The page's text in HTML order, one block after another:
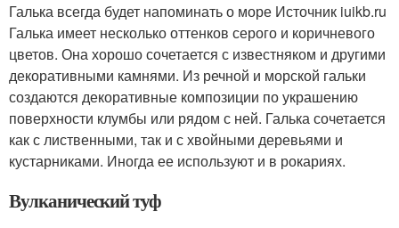
Галька всегда будет напоминать о море Источник iuikb.ru
Галька имеет несколько оттенков серого и коричневого
цветов. Она хорошо сочетается с известняком и другими
декоративными камнями. Из речной и морской гальки
создаются декоративные композиции по украшению
поверхности клумбы или рядом с ней. Галька сочетается
как с лиственными, так и с хвойными деревьями и
кустарниками. Иногда ее используют и в рокариях.
Вулканический туф